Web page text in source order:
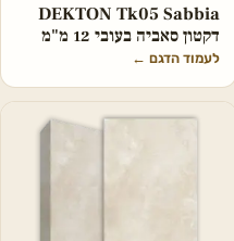
DEKTON Tk05 Sabbia
דקטון סאביה בעובי 12 מ"מ
לעמוד הדגם ←